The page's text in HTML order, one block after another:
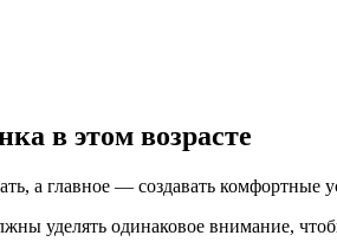
в этом возрасте
а главное — создавать комфортные
уделять одинаковое внимание,